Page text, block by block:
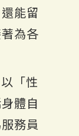
能留
為各
「性
體自
務員